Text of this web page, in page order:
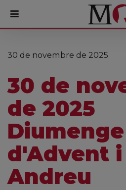
PORTADA
Actualitat
Fundació
Visita'ns
30 de novembre de 2025
30 de
de 2025
d'Advent
Andreu